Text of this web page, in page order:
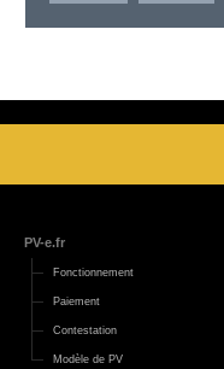
PV-e.fr
Fonctionnement
Paiement
Contestation
Modèle de PV